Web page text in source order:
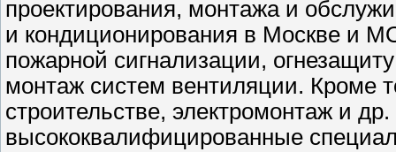
проектирования, монтажа и
и кондиционирования в Москве и
пожарной сигнализации,
монтаж систем вентиляции. Кроме
строительстве, электромонтаж и
высококвалифицированные